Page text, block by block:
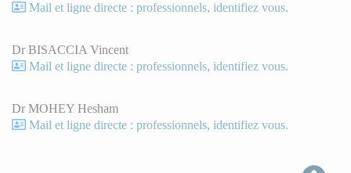
Mail et ligne directe : professionnels, identifiez vous.
Dr BISACCIA Vincent
Mail et ligne directe : professionnels, identifiez vous.
Dr MOHEY Hesham
Mail et ligne directe : professionnels, identifiez vous.